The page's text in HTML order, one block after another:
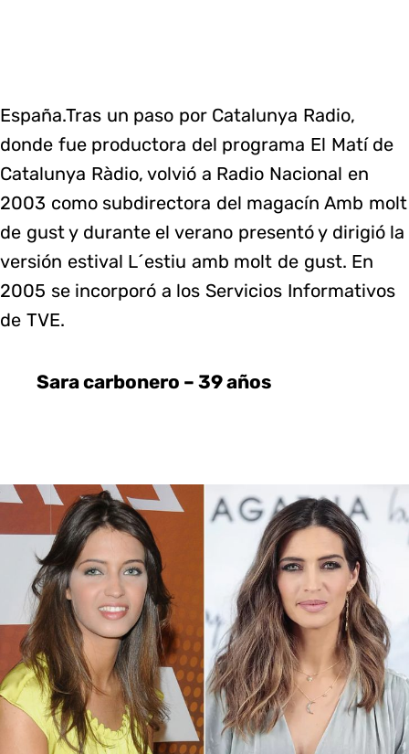
España.Tras un paso por Catalunya Radio,
donde fue productora del programa El Matí de
Catalunya Ràdio, volvió a Radio Nacional en
2003 como subdirectora del magacín Amb molt
de gust y durante el verano presentó y dirigió la
versión estival L´estiu amb molt de gust. En
2005 se incorporó a los Servicios Informativos
de TVE.
Sara carbonero – 39 años